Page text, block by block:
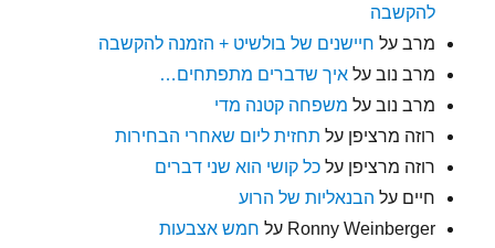
להקשבה
מרב על חיישנים של בולשיט + הזמנה להקשבה
מרב נוב עלאיך שדברים מתפתחים…
מרב נוב על משפחה קטנה מדי
רוזה מרציפן על תחזית ליום שאחרי הבחירות
רוזה מרציפן עלכל קושי הוא שני דברים
חיים על הבנאליות של הרוע
Ronny Weinberger על חמש אצבעות